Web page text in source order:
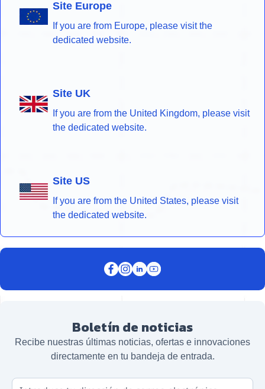
Site Europe
If you are from Europe, please visit the
dedicated website.
Site UK
If you are from the United Kingdom, please visit
the dedicated website.
Site US
If you are from the United States, please visit
the dedicated website.
Boletín de noticias
Recibe nuestras últimas noticias, ofertas e innovaciones
directamente en tu bandeja de entrada.